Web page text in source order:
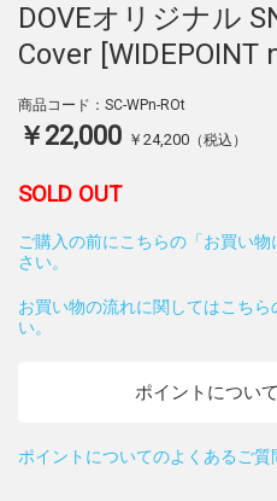
DOVEオリジナル
Cover [WIDEPOINT
商品コード：SC-WPn-ROt
￥22,000 ￥24,200 （税込）
SOLD OUT
ご購入の前にこちらの「お買い
さい。
お買い物の流れに関してはこち
い。
ポイントについ
ポイントについてのよくあるご質